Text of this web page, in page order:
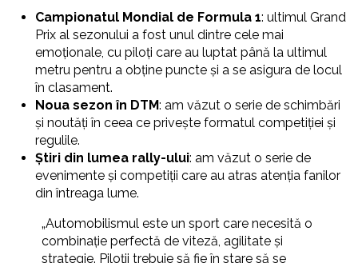
Campionatul Mondial de Formula 1: ultimul Grand
Prix al sezonului a fost unul dintre cele mai
emoționale, cu piloți care au luptat până la ultimul
metru pentru a obține puncte și a se asigura de locul
în clasament.
Noua sezon în DTM: am văzut o serie de schimbări
și noutăți în ceea ce privește formatul competiției și
regulile.
Știri din lumea rally-ului: am văzut o serie de
evenimente și competiții care au atras atenția fanilor
din întreaga lume.
„Automobilismul este un sport care necesită o
combinație perfectă de viteză, agilitate și
strategie. Piloții trebuie să fie în stare să se